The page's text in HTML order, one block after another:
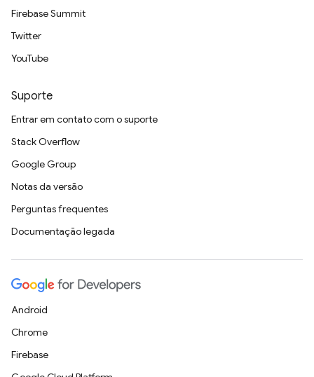
Firebase Summit
Twitter
YouTube
Suporte
Entrar em contato com o suporte
Stack Overflow
Google Group
Notas da versão
Perguntas frequentes
Documentação legada
Android
Chrome
Firebase